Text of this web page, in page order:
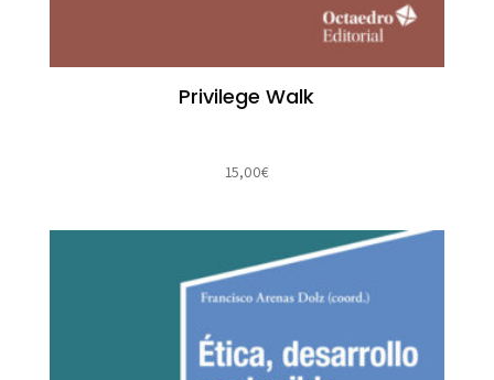
Privilege Walk
15,00€